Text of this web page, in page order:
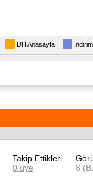
DH Anasayfa
Takip Ettikleri
0 üye
8